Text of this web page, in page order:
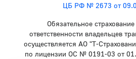
ЦБ РФ № 2673 от
Обязательное
ответственности владельцев
осуществляется АО "Т-
по лицензии ОС № 0191-03 от